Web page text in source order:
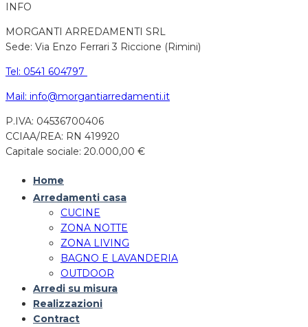
INFO
MORGANTI ARREDAMENTI SRL
Sede: Via Enzo Ferrari 3 Riccione (Rimini)
Tel: 0541 604797
Mail: info@morgantiarredamenti.it
P.IVA: 04536700406
CCIAA/REA: RN 419920
Capitale sociale: 20.000,00 €
Home
Arredamenti casa
CUCINE
ZONA NOTTE
ZONA LIVING
BAGNO E LAVANDERIA
OUTDOOR
Arredi su misura
Realizzazioni
Contract